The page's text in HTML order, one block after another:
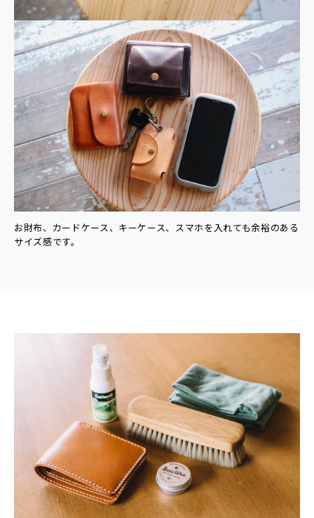
お財布、カードケース、キーケース、スマホを入れても余裕のある
サイズ感です。